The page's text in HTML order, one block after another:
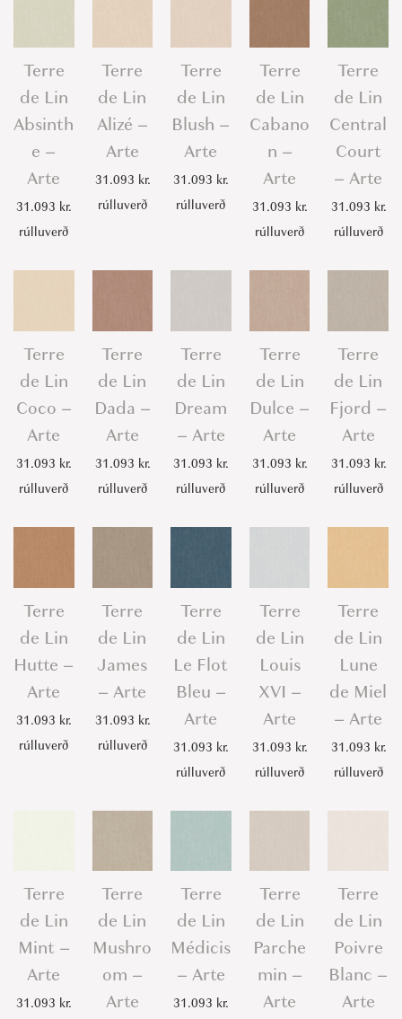
Terre
de Lin
Absinth
e –
Arte
31.093 kr.
rúlluverð
Terre
de Lin
Alizé –
Arte
31.093 kr.
rúlluverð
Terre
de Lin
Blush –
Arte
31.093 kr.
rúlluverð
Terre
de Lin
Cabano
n –
Arte
31.093 kr.
rúlluverð
Terre
de Lin
Central
Court
– Arte
31.093 kr.
rúlluverð
Terre
de Lin
Coco –
Arte
31.093 kr.
rúlluverð
Terre
de Lin
Dada –
Arte
31.093 kr.
rúlluverð
Terre
de Lin
Dream
– Arte
31.093 kr.
rúlluverð
Terre
de Lin
Dulce –
Arte
31.093 kr.
rúlluverð
Terre
de Lin
Fjord –
Arte
31.093 kr.
rúlluverð
Terre
de Lin
Hutte –
Arte
31.093 kr.
rúlluverð
Terre
de Lin
James
– Arte
31.093 kr.
rúlluverð
Terre
de Lin
Le Flot
Bleu –
Arte
31.093 kr.
rúlluverð
Terre
de Lin
Louis
XVI –
Arte
31.093 kr.
rúlluverð
Terre
de Lin
Lune
de Miel
– Arte
31.093 kr.
rúlluverð
Terre
de Lin
Mint –
Arte
31.093 kr.
Terre
de Lin
Mushro
om –
Arte
Terre
de Lin
Médicis
– Arte
31.093 kr.
Terre
de Lin
Parche
min –
Arte
Terre
de Lin
Poivre
Blanc –
Arte